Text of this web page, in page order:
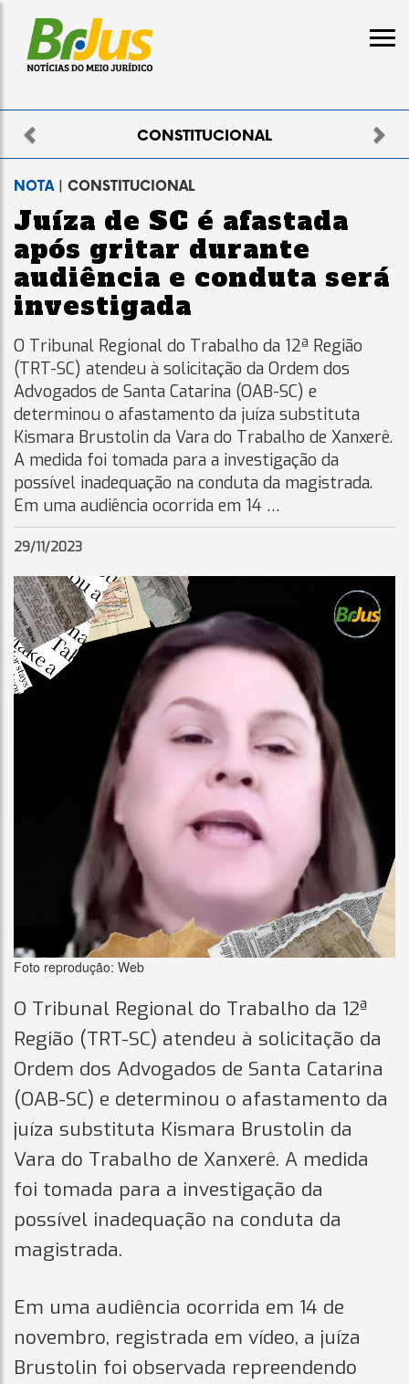
ELEITORAL
Previous
NOTA| CONSTITUCIONAL
Juíza de SC é afastada
após gritar durante
audiência e conduta será
investigada
O Tribunal Regional do Trabalho da 12ª Região
(TRT-SC) atendeu à solicitação da Ordem dos
Advogados de Santa Catarina (OAB-SC) e
determinou o afastamento da juíza substituta
Kismara Brustolin da Vara do Trabalho de Xanxerê.
A medida foi tomada para a investigação da
possível inadequação na conduta da magistrada.
Em uma audiência ocorrida em 14 …
29/11/2023
Foto reprodução: Web
O Tribunal Regional do Trabalho da 12ª
Região (TRT-SC) atendeu à solicitação da
Ordem dos Advogados de Santa Catarina
(OAB-SC) e determinou o afastamento da
juíza substituta Kismara Brustolin da
Vara do Trabalho de Xanxerê. A medida
foi tomada para a investigação da
possível inadequação na conduta da
magistrada.
Em uma audiência ocorrida em 14 de
novembro, registrada em vídeo, a juíza
Brustolin foi observada repreendendo